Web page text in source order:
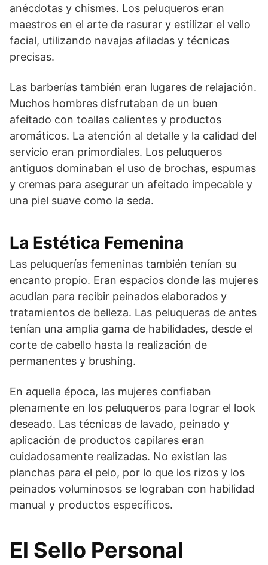
anécdotas y chismes. Los peluqueros eran
maestros en el arte de rasurar y estilizar el vello
facial, utilizando navajas afiladas y técnicas
precisas.
Las barberías también eran lugares de relajación.
Muchos hombres disfrutaban de un buen
afeitado con toallas calientes y productos
aromáticos. La atención al detalle y la calidad del
servicio eran primordiales. Los peluqueros
antiguos dominaban el uso de brochas, espumas
y cremas para asegurar un afeitado impecable y
una piel suave como la seda.
La Estética Femenina
Las peluquerías femeninas también tenían su
encanto propio. Eran espacios donde las mujeres
acudían para recibir peinados elaborados y
tratamientos de belleza. Las peluqueras de antes
tenían una amplia gama de habilidades, desde el
corte de cabello hasta la realización de
permanentes y brushing.
En aquella época, las mujeres confiaban
plenamente en los peluqueros para lograr el look
deseado. Las técnicas de lavado, peinado y
aplicación de productos capilares eran
cuidadosamente realizadas. No existían las
planchas para el pelo, por lo que los rizos y los
peinados voluminosos se lograban con habilidad
manual y productos específicos.
El Sello Personal